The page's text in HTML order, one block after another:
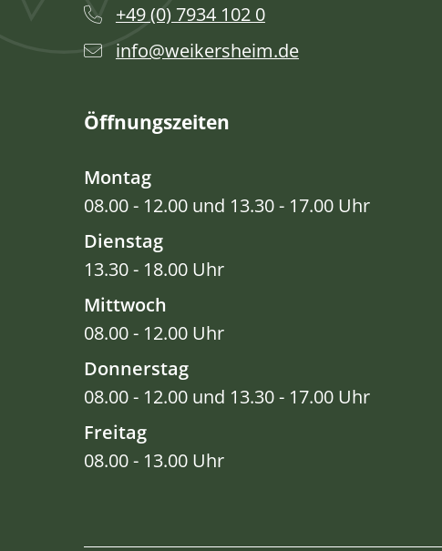
+49 (0) 7934 102 0
info@weikersheim.de
Öffnungszeiten
Montag
08.00 - 12.00 und 13.30 - 17.00 Uhr
Dienstag
13.30 - 18.00 Uhr
Mittwoch
08.00 - 12.00 Uhr
Donnerstag
08.00 - 12.00 und 13.30 - 17.00 Uhr
Freitag
08.00 - 13.00 Uhr